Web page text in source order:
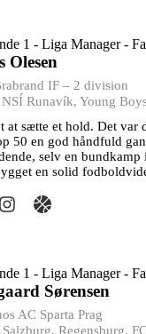
Olesen
IF – 2 division
Runavík, Young
sætte et hold. Det
en god håndfuld
selv en
en solid
Sørensen
AC Sparta Prag
Regensburg,